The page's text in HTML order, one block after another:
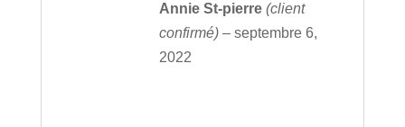
Annie St-pierre (client
confirmé) – septembre 6,
2022